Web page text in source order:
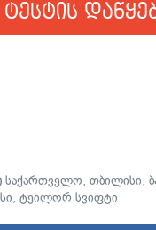
ტესტის
საქართველო, თბილისი,
, ტეილორ სვიფტი